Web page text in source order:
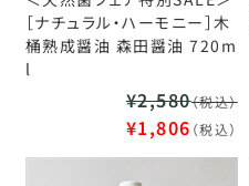
［ナチュラル・ハーモニー］木
桶熟成醤油 森田醤油 720m
l
¥2,580（税込）
¥1,806 （税込）